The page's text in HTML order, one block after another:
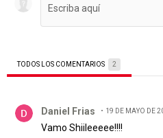
TODOS LOS COMENTARIOS 2
Daniel Frias 19 DE MAYO DE
Vamo Shiileeeee!!!!